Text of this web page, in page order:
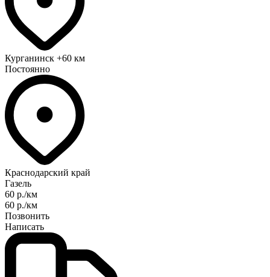
Курганинск +60 км
Постоянно
Краснодарский край
Газель
60 р./км
60 р./км
Позвонить
Написать